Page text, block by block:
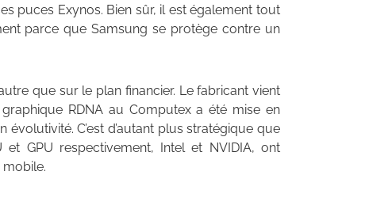
puces Exynos. Bien sûr, il est également tout
parce que Samsung se protège contre un
que sur le plan financier. Le fabricant vient
RDNA au Computex a été mise en
C’est d’autant plus stratégique que
GPU respectivement, Intel et NVIDIA, ont